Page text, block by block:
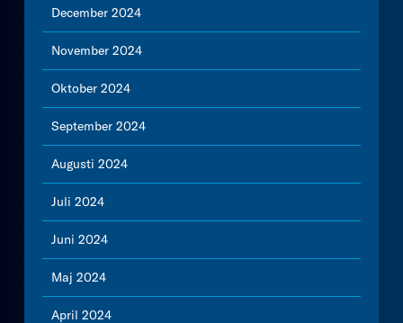
December 2024
November 2024
Oktober 2024
September 2024
Augusti 2024
Juli 2024
Juni 2024
Maj 2024
April 2024